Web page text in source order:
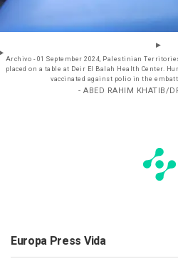
Archivo - 01 September 2024, Palestinian
placed on a table at Deir El Balah Health Center.
vaccinated against polio in the
- ABED RAHIM KHATIB/
Europa Press Vida